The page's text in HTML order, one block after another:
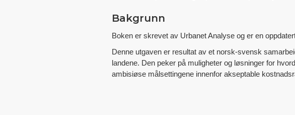
Bakgrunn
Boken er skrevet av Urbanet Analyse og er en
Denne utgaven er resultat av et norsk-svensk
landene. Den peker på muligheter og løsninger for
ambisiøse målsettingene innenfor akseptable